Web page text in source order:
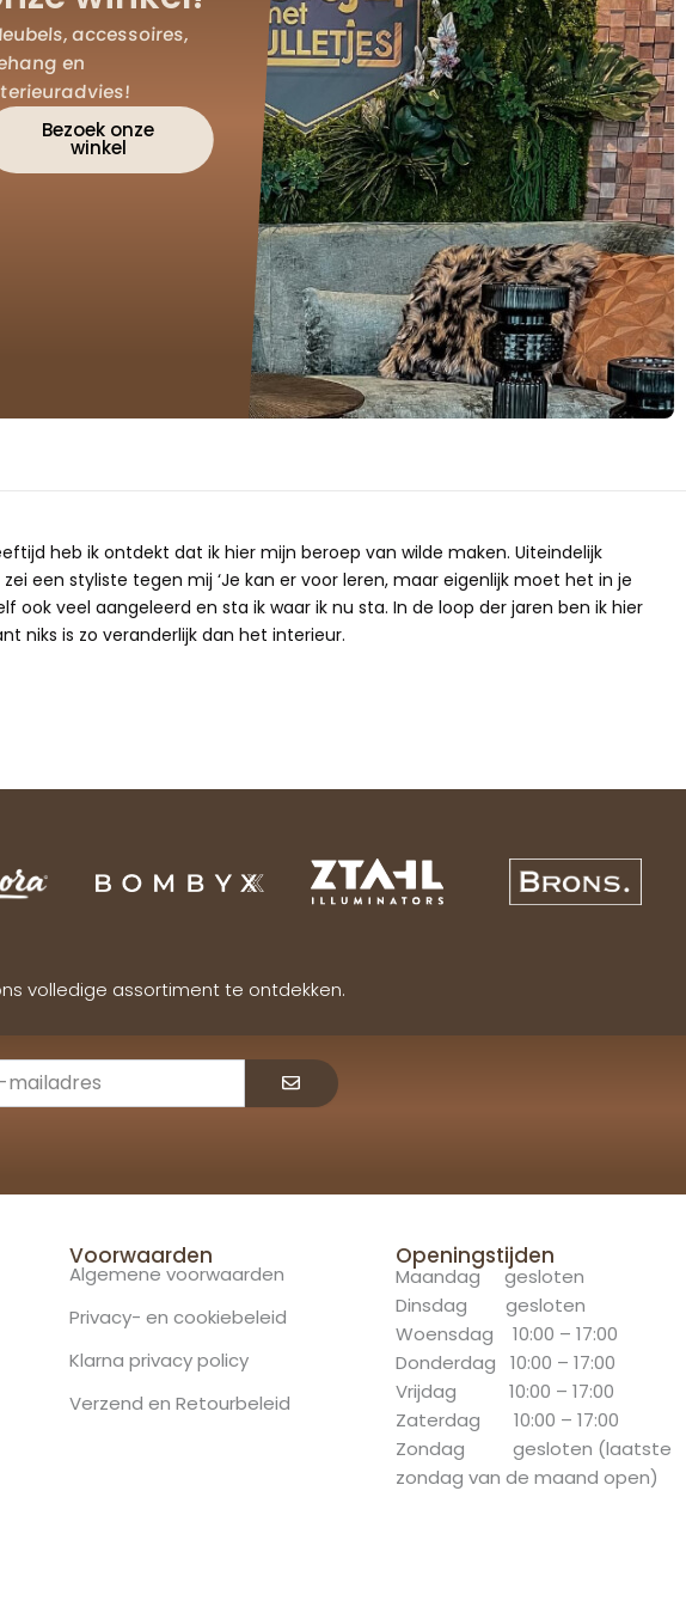
accessoires,
en
Bezoek onze
winkel
heb ik ontdekt dat ik hier mijn beroep van wilde maken. Uiteindelijk
een styliste tegen mij ‘Je kan er voor leren, maar eigenlijk moet het in je
veel aangeleerd en sta ik waar ik nu sta. In de loop der jaren ben ik hier
niks is zo veranderlijk dan het interieur.
volledige assortiment te ontdekken.
Verzenden
Voorwaarden
Algemene voorwaarden
Privacy- en cookiebeleid
Klarna privacy policy
Verzend en Retourbeleid
Openingstijden
Maandag gesloten
Dinsdag gesloten
Woensdag 10:00 – 17:00
Donderdag 10:00 – 17:00
Vrijdag 10:00 – 17:00
Zaterdag 10:00 – 17:00
Zondag gesloten (laatste
zondag van de maand open)